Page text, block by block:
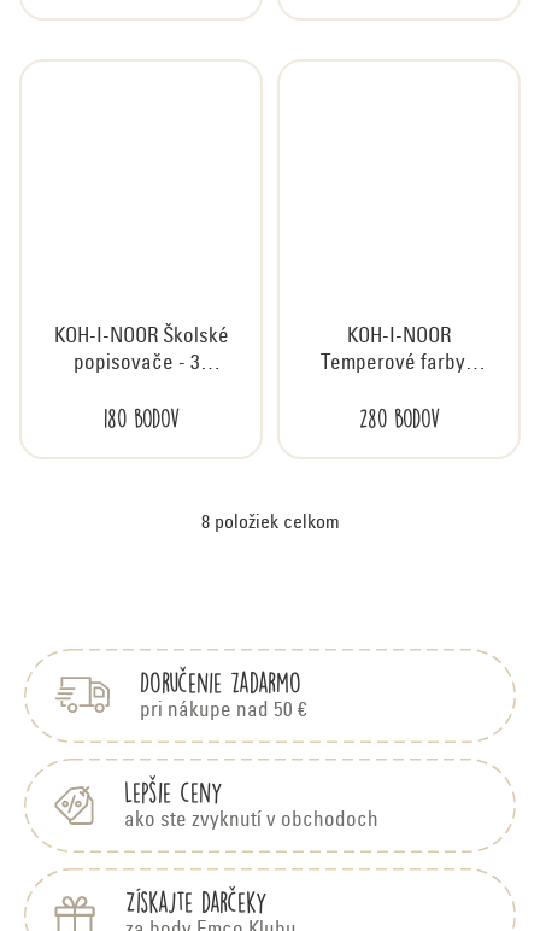
KOH-I-NOOR Školské
popisovače - 30
180 bodov
KOH-I-NOOR
Temperové farby -
280 bodov
O
á
d
a
i
e
8položiek celkom
Doručenie zadarmo
pri nákupe nad 50 €
Lepšie ceny
ako ste zvyknutí v obchodoch
Získajte darčeky